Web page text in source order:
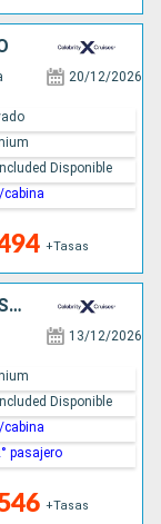
20/12/2026
+Tasas
Disponible
cabina
BAHAMAS, ISLAS CAIMÁN, MÉXICO, ESTADOS UNIDOS
13/12/2026
+Tasas
Disponible
cabina
pasajero